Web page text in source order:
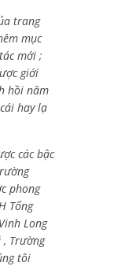
trang
mục
mới ;
giới
hồi năm
hay lạ
các bậc
phong
Tống
Long
, Trường
tôi